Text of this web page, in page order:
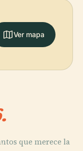
Ver mapa
que merece la